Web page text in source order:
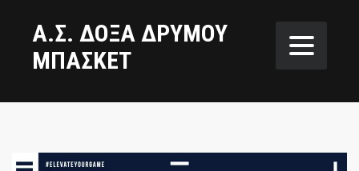
Α.Σ. ΔΟΞΑ ΔΡΥΜΟΥ
ΜΠΑΣΚΕΤ